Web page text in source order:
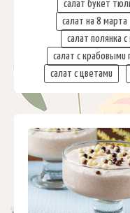
салат букет
салат на 8 марта
салат полянка
салат с крабовыми
салат с цветами